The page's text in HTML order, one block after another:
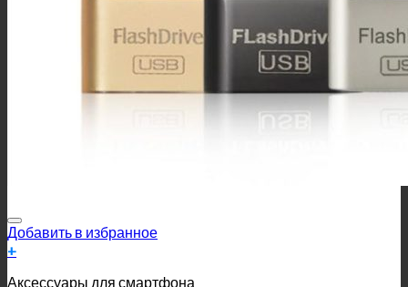
Добавить в избранное
+
Аксессуары для смартфона